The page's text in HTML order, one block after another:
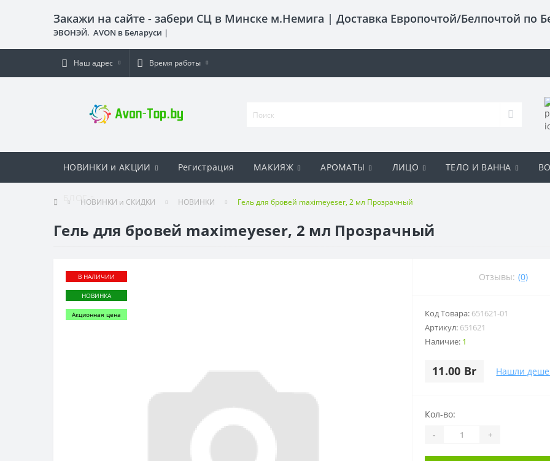
Закажи на сайте - забери СЦ в Минске м.Немига | Доставка Европочтой/Белпочтой по
ЭВОНЭЙ. AVON в Беларуси |
Наш адрес Время работы
НОВИНКИ и АКЦИИ Регистрация МАКИЯЖ АРОМАТЫ ЛИЦО ТЕЛО И ВАННА
БЛОГНОВИНКИ и СКИДКИ НОВИНКИ Гель для бровей maximeyeser, 2 мл Прозрачный
Гель для бровей maximeyeser, 2 мл Прозрачный
В НАЛИЧИИ
НОВИНКА
Акционная цена
Отзывы: (0)
Код Товара: 651621-01
Артикул: 651621
Наличие: 1
11.00 Br Нашли
Кол-во:
- +